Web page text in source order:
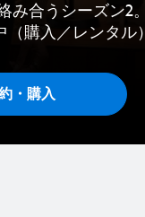
み合うシーズン2。
購入／レンタル）
・購入